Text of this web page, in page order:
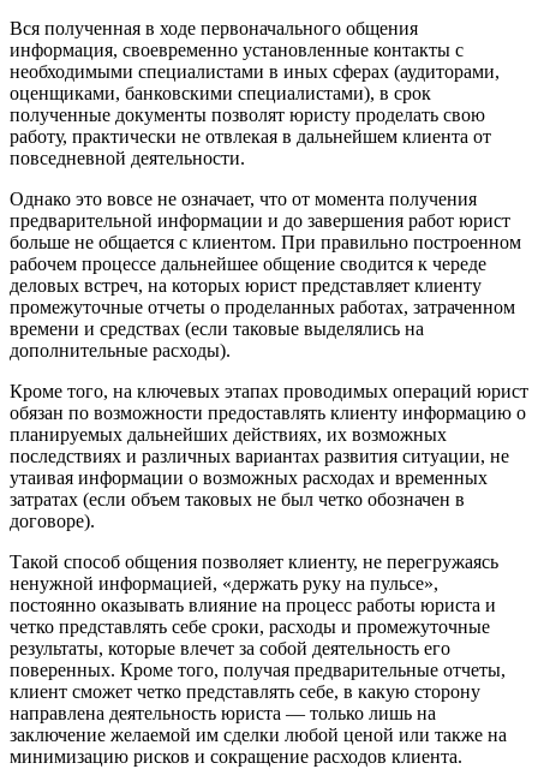
Вся полученная в ходе первоначального общения
информация, своевременно установленные контакты с
необходимыми специалистами в иных сферах (аудиторами,
оценщиками, банковскими специалистами), в срок
полученные документы позволят юристу проделать свою
работу, практически не отвлекая в дальнейшем клиента от
повседневной деятельности.
Однако это вовсе не означает, что от момента получения
предварительной информации и до завершения работ юрист
больше не общается с клиентом. При правильно построенном
рабочем процессе дальнейшее общение сводится к череде
деловых встреч, на которых юрист представляет клиенту
промежуточные отчеты о проделанных работах, затраченном
времени и средствах (если таковые выделялись на
дополнительные расходы).
Кроме того, на ключевых этапах проводимых операций юрист
обязан по возможности предоставлять клиенту информацию о
планируемых дальнейших действиях, их возможных
последствиях и различных вариантах развития ситуации, не
утаивая информации о возможных расходах и временных
затратах (если объем таковых не был четко обозначен в
договоре).
Такой способ общения позволяет клиенту, не перегружаясь
ненужной информацией, «держать руку на пульсе»,
постоянно оказывать влияние на процесс работы юриста и
четко представлять себе сроки, расходы и промежуточные
результаты, которые влечет за собой деятельность его
поверенных. Кроме того, получая предварительные отчеты,
клиент сможет четко представлять себе, в какую сторону
направлена деятельность юриста — только лишь на
заключение желаемой им сделки любой ценой или также на
минимизацию рисков и сокращение расходов клиента.